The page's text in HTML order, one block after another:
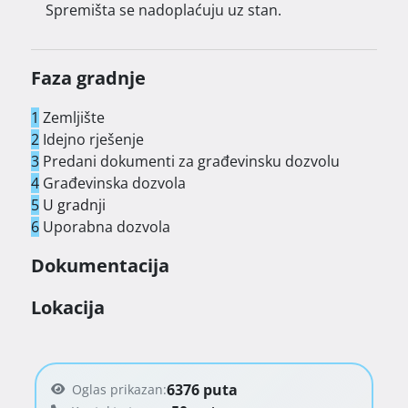
Spremišta se nadoplaćuju uz stan.
Faza gradnje
1 Zemljište
2Idejno rješenje
3Predani dokumenti za građevinsku dozvolu
4Građevinska dozvola
5U gradnji
6Uporabna dozvola
Dokumentacija
Lokacija
Oglas prikazan:6376 puta